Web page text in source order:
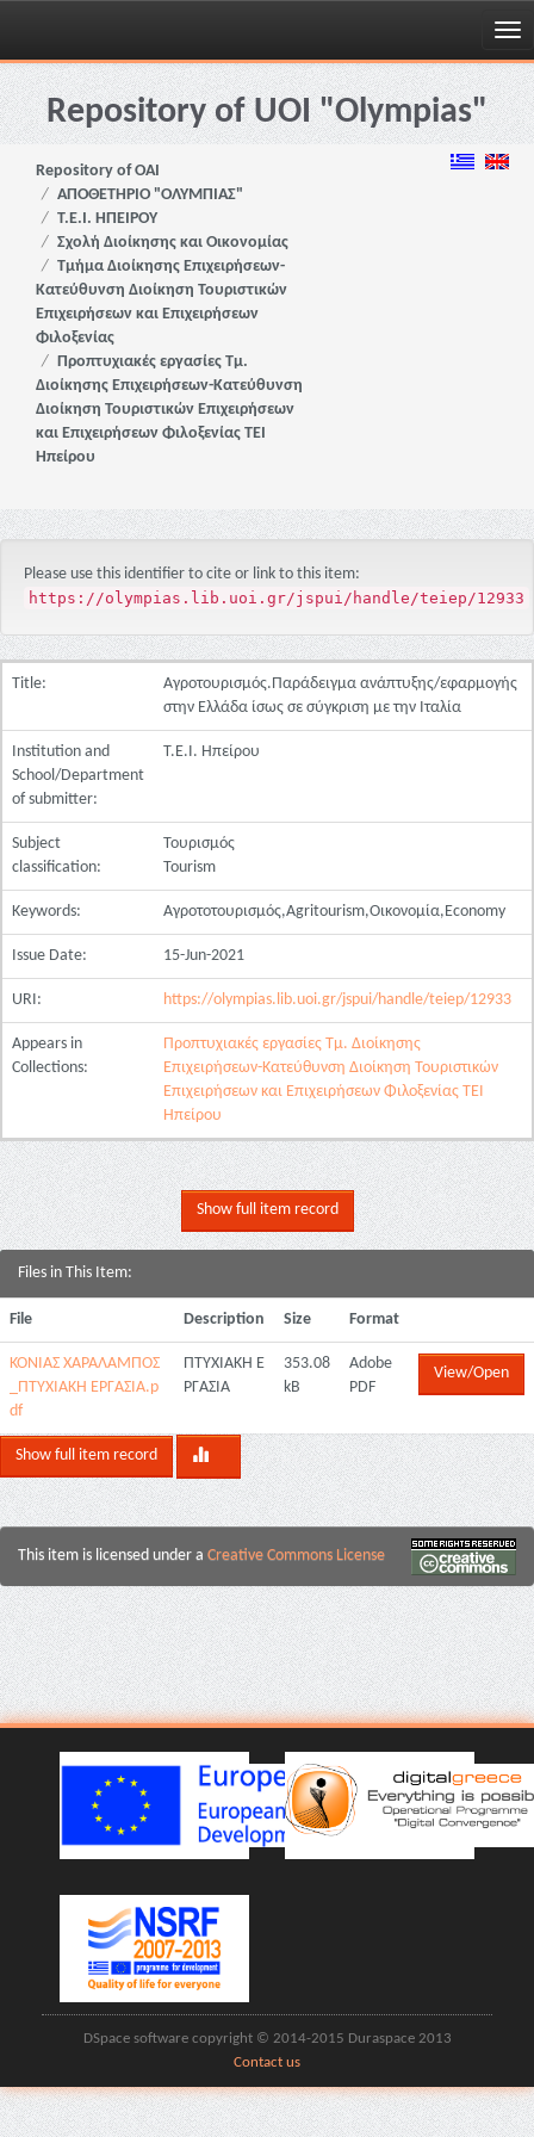
Skip
navigationRepository of UOI "Olympias"
Repository of OAI
ΑΠΟΘΕΤΗΡΙΟ "ΟΛΥΜΠΙΑΣ"
Τ.Ε.Ι. ΗΠΕΙΡΟΥ
Σχολή Διοίκησης και Οικονομίας
Τμήμα Διοίκησης Επιχειρήσεων-
Κατεύθυνση Διοίκηση Τουριστικών
Επιχειρήσεων και Επιχειρήσεων
Φιλοξενίας
Προπτυχιακές εργασίες Τμ.
Διοίκησης Επιχειρήσεων-Κατεύθυνση
Διοίκηση Τουριστικών Επιχειρήσεων
και Επιχειρήσεων Φιλοξενίας ΤΕΙ
Ηπείρου
Please use this identifier to cite or link to this item:
https://olympias.lib.uoi.gr/jspui/handle/teiep/12933
Title:
Αγροτουρισμός.Παράδειγμα ανάπτυξης/εφαρμογής
στην Ελλάδα ίσως σε σύγκριση με την Ιταλία
Institution and
School/Department
of submitter:
Τ.Ε.Ι. Ηπείρου
Subject
classification:
Τουρισμός
Tourism
Keywords: Αγροτοτουρισμός,Agritourism,Οικονομία,Economy
Issue Date: 15-Jun-2021
URI: https://olympias.lib.uoi.gr/jspui/handle/teiep/12933
Appears in
Collections:
Προπτυχιακές εργασίες Τμ. Διοίκησης
Επιχειρήσεων-Κατεύθυνση Διοίκηση Τουριστικών
Επιχειρήσεων και Επιχειρήσεων Φιλοξενίας ΤΕΙ
Ηπείρου
Show full item record
Files in This Item:
File Description Size Format
ΚΟΝΙΑΣ ΧΑΡΑΛΑΜΠΟΣ
_ΠΤΥΧΙΑΚΗ ΕΡΓΑΣΙΑ.p
df
ΠΤΥΧΙΑΚΗ Ε
ΡΓΑΣΙΑ
353.08
kB
Adobe
PDF
View/Open
Show full item record
This item is licensed under a Creative Commons License
DSpace software copyright © 2014-2015 Duraspace 2013
Contact us